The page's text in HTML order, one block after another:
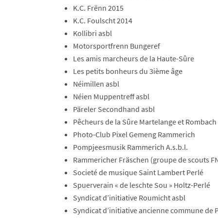
​K.C. Frënn 2015
​K.C. Foulscht 2014
​Kollibri asbl
​Motorsportfrenn Bungeref​
​Les amis marcheurs de la Haute-Sûre
​Les petits bonheurs du 3ième âge
​Néimillen asbl
​Néien Muppentreff asbl
​Päreler Secondhand asbl
​Pêcheurs de la Sûre Martelange et Rombach
​Photo-Club Pixel Gemeng Rammerich
​Pompjeesmusik Rammerich A.s.b.l.
​Rammericher Fräschen (groupe de scouts
​Societé de musique Saint Lambert Perlé
​Spuerverain « de leschte Sou » Holtz-Perlé
​Syndicat d’initiative Roumicht asbl
​Syndicat d’initiative ancienne commune de